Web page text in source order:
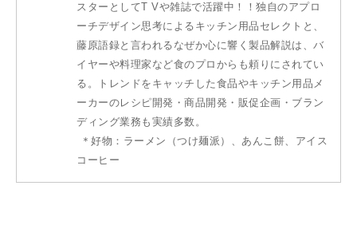
スターとしてT Vや雑誌で活躍中！！独自のアプロ
ーチデザイン思考によるキッチン用品セレクトと、
藤原語録と言われるなぜか心に響く製品解説は、バ
イヤーや料理家など食のプロからも頼りにされてい
る。トレンドをキャッチした食品やキッチン用品メ
ーカーのレシピ開発・商品開発・販促企画・ブラン
ディング業務も実績多数。
＊好物：ラーメン（つけ麺派）、あんこ餅、アイス
コーヒー